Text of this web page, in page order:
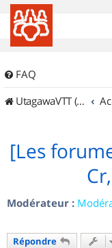
FAQ
UtagawaVTT (Randos VTT et VTTAE avec traces GPS)
[Les
Modérateur :
Répondre